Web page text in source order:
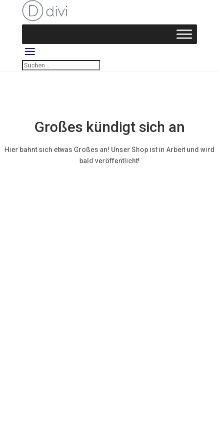
Großes kündigt sich an
Hier bahnt sich etwas Großes an! Unser Shop ist in Arbeit und wird
bald veröffentlicht!